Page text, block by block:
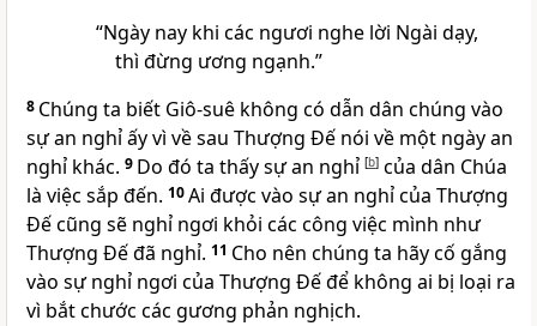
“Ngày nay khi các ngươi nghe lời Ngài dạy,
thì đừng ương ngạnh.”
8 Chúng ta biết Giô-suê không có dẫn dân chúng vào
sự an nghỉ ấy vì về sau Thượng Đế nói về một ngày an
nghỉ khác. 9 Do đó ta thấy sự an nghỉ [b] của dân Chúa
là việc sắp đến. 10Ai được vào sự an nghỉ của Thượng
Đế cũng sẽ nghỉ ngơi khỏi các công việc mình như
Thượng Đế đã nghỉ. 11 Cho nên chúng ta hãy cố gắng
vào sự nghỉ ngơi của Thượng Đế để không ai bị loại ra
vì bắt chước các gương phản nghịch.